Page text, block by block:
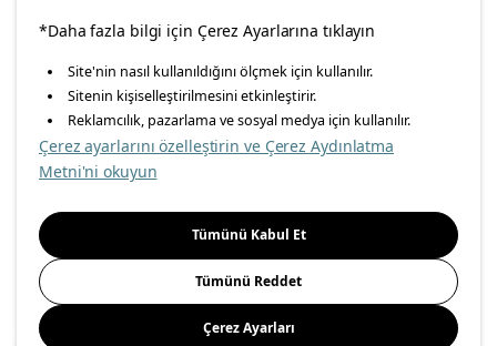
facebooktwitterinstagrampinterestyoutube
linkedin
Enerji Politikası Bilgi Güvenliği Politikası
Gıda Güvenliği Politikası
Önemli Bilgilendirme İnternet Sitesi Gizlilik Politikası
Kişisel Verilerin Korunması
Konumunuzu Seçin
İnternetten vereceğiniz siparişlerinizde size özel hizmet ve
içerikleri görebilmek için lütfen konumuzu seçin.
İl seçiniz
Seçiniz
*Daha fazla bilgi için Çerez Ayarlarına tıklayın
Site'nin nasıl kullanıldığını ölçmek için kullanılır.
Sitenin kişiselleştirilmesini etkinleştirir.
Reklamcılık, pazarlama ve sosyal medya için kullanılır.
Çerez ayarlarını özelleştirin ve Çerez Aydınlatma
Metni'ni okuyun
Tümünü Kabul Et
Tümünü Reddet
Çerez Ayarları